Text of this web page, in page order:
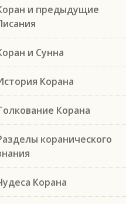
и предыдущие
и Сунна
Корана
Корана
коранического
Корана